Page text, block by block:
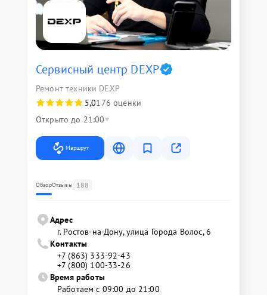
Сервисный центр DEXP
Ремонт техники DEXP
5,0176 оценки
Открыто до 21:00
Маршрут
ОбзорОтзывы 188
Адрес
г. Ростов-на-Дону, улица Города Волос, 6
Контакты
+7 (863) 333-92-43
+7 (800) 100-33-26
Время работы
Работаем с 09:00 до 21:00